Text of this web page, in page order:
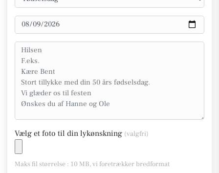
Vælg et foto til din lykønskning (valgfri)
Maks fil størrelse : 10 MB, vi foretrækker bredformat